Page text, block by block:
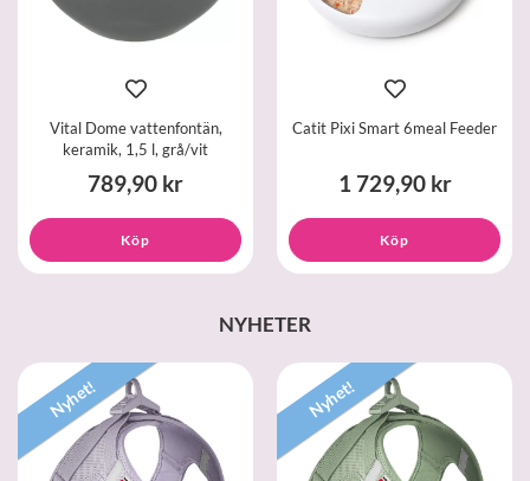
Vital Dome vattenfontän,
keramik, 1,5 l, grå/vit
789,90 kr
Köp
Catit Pixi Smart 6meal Feeder
1 729,90 kr
Köp
NYHETER
Nyhet! Nyhet!